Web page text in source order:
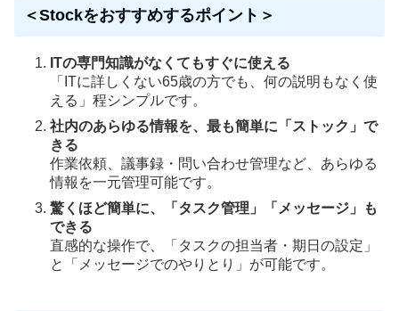
＜Stockをおすすめするポイント＞
ITの専門知識がなくてもすぐに使える
「ITに詳しくない65歳の方でも、何の説明もなく使
える」程シンプルです。
社内のあらゆる情報を、最も簡単に「ストック」で
きる
作業依頼、議事録・問い合わせ管理など、あらゆる
情報を一元管理可能です。
驚くほど簡単に、「タスク管理」「メッセージ」も
できる
直感的な操作で、「タスクの担当者・期日の設定」
と「メッセージでのやりとり」が可能です。